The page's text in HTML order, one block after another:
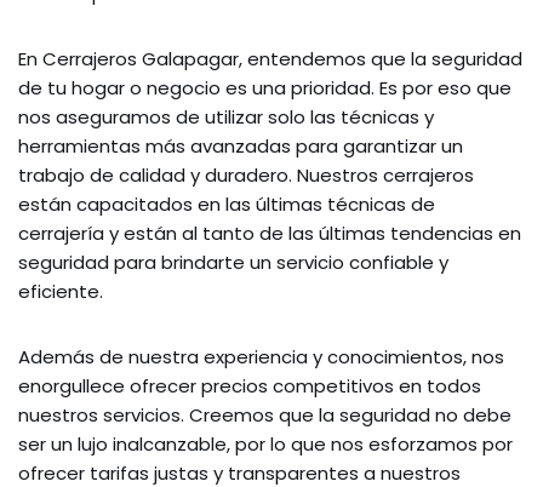
En Cerrajeros Galapagar, entendemos que la seguridad
de tu hogar o negocio es una prioridad. Es por eso que
nos aseguramos de utilizar solo las técnicas y
herramientas más avanzadas para garantizar un
trabajo de calidad y duradero. Nuestros cerrajeros
están capacitados en las últimas técnicas de
cerrajería y están al tanto de las últimas tendencias en
seguridad para brindarte un servicio confiable y
eficiente.
Además de nuestra experiencia y conocimientos, nos
enorgullece ofrecer precios competitivos en todos
nuestros servicios. Creemos que la seguridad no debe
ser un lujo inalcanzable, por lo que nos esforzamos por
ofrecer tarifas justas y transparentes a nuestros